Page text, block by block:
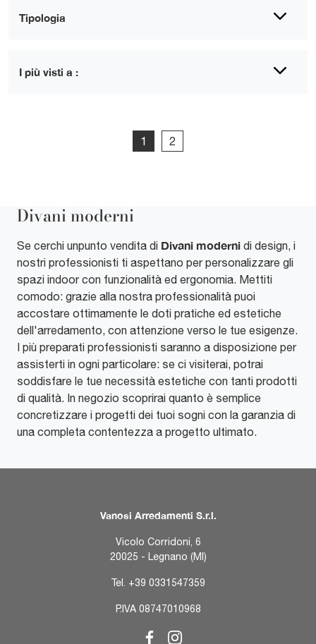
Tipologia
I più visti a :
1 2
Divani moderni
Se cerchi unpunto vendita di Divani moderni di design, i
nostri professionisti ti aspettano per personalizzare gli
spazi indoor con funzionalità ed ergonomia. Mettiti
comodo: grazie alla nostra professionalità puoi
accostare ottimamente le doti pratiche ed estetiche
dell'arredamento, con attenzione verso le tue esigenze.
I più preparati professionisti saranno a disposizione per
assisterti in ogni particolare: se ci visiterai, potrai
soddisfare le tue necessità estetiche con tanti prodotti
di qualità. In negozio scoprirai quanto è semplice
concretizzare i progetti dei tuoi sogni con la garanzia di
una completa contentezza a progetto ultimato.
Vanosi Arredamenti S.r.l.
Vicolo Corridoni, 6
20025 - Legnano (MI)
Tel. +39 0331547359
P.IVA 08747010968